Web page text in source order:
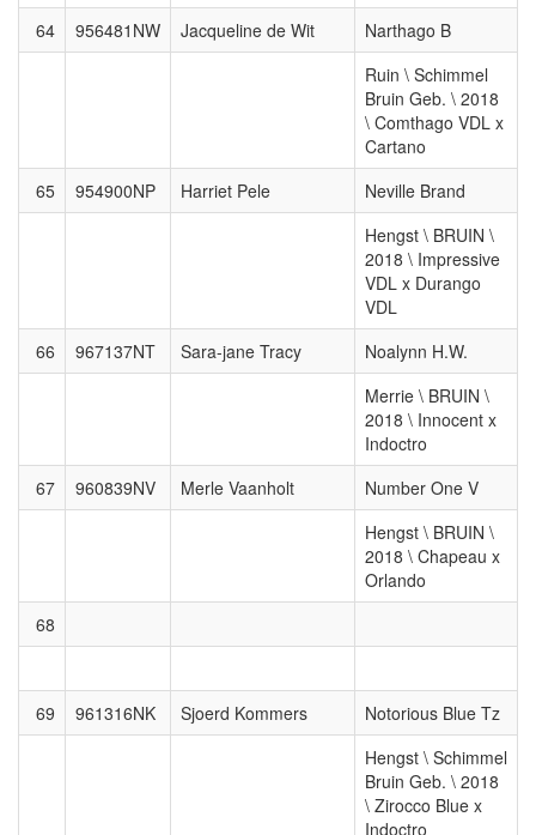
64
956481NW Jacqueline de Wit
Narthago B
Ruin \ Schimmel
Bruin Geb. \ 2018
\ Comthago VDL x
Cartano
65
954900NP Harriet Pele
Neville Brand
Hengst \ BRUIN \
2018 \ Impressive
VDL x Durango
VDL
66
967137NT Sara-jane Tracy
Noalynn H.W.
Merrie \ BRUIN \
2018 \ Innocent x
Indoctro
67
960839NV Merle Vaanholt
Number One V
Hengst \ BRUIN \
2018 \ Chapeau x
Orlando
68
69 961316NK Sjoerd Kommers
Notorious Blue Tz
Hengst \ Schimmel
Bruin Geb. \ 2018
\ Zirocco Blue x
Indoctro